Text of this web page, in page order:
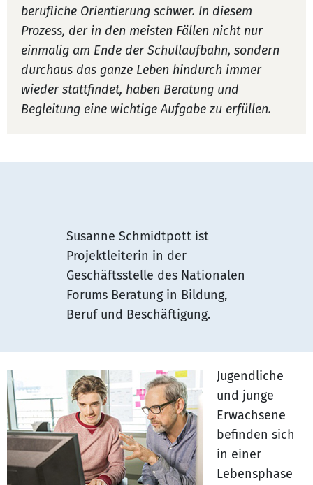
berufliche Orientierung schwer. In diesem
Prozess, der in den meisten Fällen nicht nur
einmalig am Ende der Schullaufbahn, sondern
durchaus das ganze Leben hindurch immer
wieder stattfindet, haben Beratung und
Begleitung eine wichtige Aufgabe zu erfüllen.
Susanne Schmidtpott ist
Projektleiterin in der
Geschäftsstelle des Nationalen
Forums Beratung in Bildung,
Beruf und Beschäftigung.
Jugendliche
und junge
Erwachsene
befinden sich
in einer
Lebensphase